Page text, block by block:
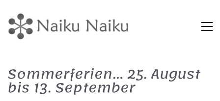
Sommerferien… 25. August
bis 13. September